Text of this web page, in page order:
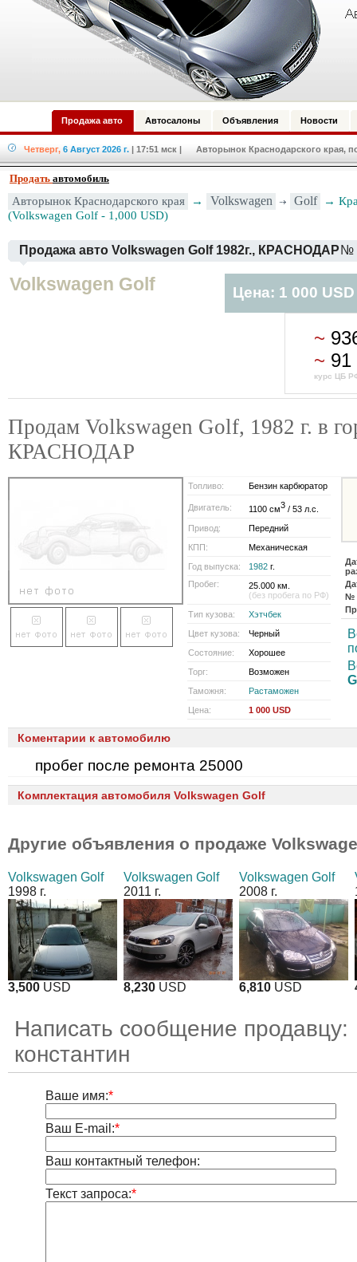
Продажа авто Автосалоны Объявления Новости
Четверг, 6 Август 2026 г. | 17:51 мск | Авторынок Краснодарского края,
Продать автомобиль
Авторынок Краснодарского края → Volkswagen Golf
→
(Volkswagen Golf - 1,000 USD)
Продажа авто Volkswagen Golf 1982г., КРАСНОДАР №
Volkswagen Golf Цена: 1 000 USD
~
~
курс ЦБ
Продам Volkswagen Golf, 1982 г. в
КРАСНОДАР
Топливо: Бензин карбюратор
Двигатель: 1100 см3 / 53 л.с.
Привод:
Передний
КПП:
Механическая
Год выпуска:
1982 г.
Пробег:
25.000 км.
(без пробега по РФ)
Тип кузова:
Хэтчбек
Цвет кузова:
Черный
Состояние:
Хорошее
Торг:
Возможен
Таможня:
Растаможен
Цена:
1 000 USD
№
Коментарии к автомобилю
пробег после ремонта 25000
Комплектация автомобиля Volkswagen Golf
Другие объявления о продаже
Volkswagen Golf
1998 г.
3,500 USD
Volkswagen Golf
2011 г.
8,230 USD
Volkswagen Golf
2008 г.
6,810 USD
Написать сообщение продавцу:
константин
Ваше имя:*
Ваш E-mail:*
Ваш контактный телефон:
Текст запроса:*